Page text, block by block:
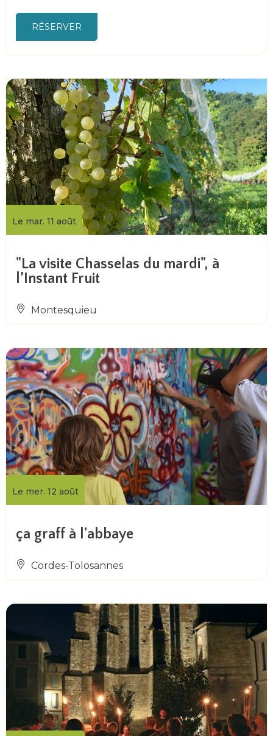
RÉSERVER
Le mar. 11 août
"La visite Chasselas du mardi", à
l’Instant Fruit
Montesquieu
Le mer. 12 août
ça graff à l'abbaye
Cordes-Tolosannes